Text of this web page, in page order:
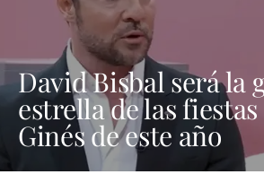
David Bisbal será la
estrella de las fiestas
Ginés de este año